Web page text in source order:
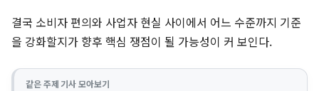
결국 소비자 편의와 사업자 현실 사이에서 어느 수준까지 기준
을 강화할지가 향후 핵심 쟁점이 될 가능성이 커 보인다.
같은 주제 기사 모아보기